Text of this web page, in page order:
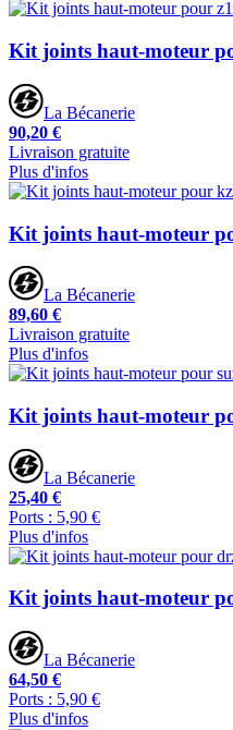
Kit joints haut-moteur
La Bécanerie
90,20 €
Livraison gratuite
Plus d'infos
Kit joints haut-moteur
La Bécanerie
89,60 €
Livraison gratuite
Plus d'infos
Kit joints haut-moteur
La Bécanerie
25,40 €
Ports : 5,90 €
Plus d'infos
Kit joints haut-moteur
La Bécanerie
64,50 €
Ports : 5,90 €
Plus d'infos